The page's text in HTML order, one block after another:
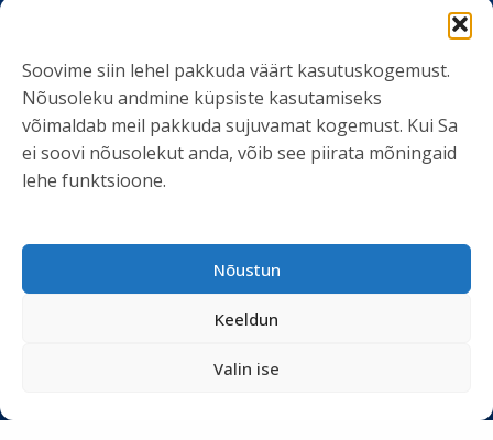
Soovime siin lehel pakkuda väärt kasutuskogemust.
Nõusoleku andmine küpsiste kasutamiseks
võimaldab meil pakkuda sujuvamat kogemust. Kui Sa
ei soovi nõusolekut anda, võib see piirata mõningaid
lehe funktsioone.
Nõustun
Keeldun
Valin ise
SOTSIAALMEEDIA
Ole kursis meie tegemistega. Peame kinni